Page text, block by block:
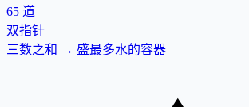
65 道
双指针
三数之和 → 盛最多水的容器